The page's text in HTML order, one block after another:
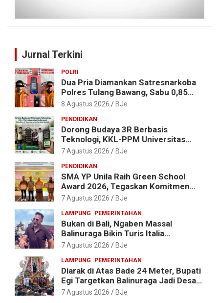
Jurnal Terkini
POLRI
Dua Pria Diamankan Satresnarkoba
Polres Tulang Bawang, Sabu 0,85
Gram dan Alat Hisap Disita
8 Agustus 2026 BJe
PENDIDIKAN
Dorong Budaya 3R Berbasis
Teknologi, KKL-PPM Universitas
Malahayati Kenalkan AI Barcode
7 Agustus 2026 BJe
PENDIDIKAN
SMA YP Unila Raih Green School
Award 2026, Tegaskan Komitmen
Wujudkan Sekolah Ramah
7 Agustus 2026 BJe
LAMPUNG PEMERINTAHAN
Bukan di Bali, Ngaben Massal
Balinuraga Bikin Turis Italia
Terpukau, Puluhan Ribu Orang Ikut
7 Agustus 2026 BJe
LAMPUNG PEMERINTAHAN
Diarak di Atas Bade 24 Meter, Bupati
Egi Targetkan Balinuraga Jadi Desa
Wisata Budaya 2027
7 Agustus 2026 BJe